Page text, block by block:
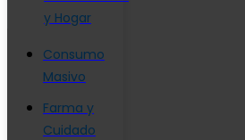
y Hogar
Consumo
Masivo
Farma y
Cuidado